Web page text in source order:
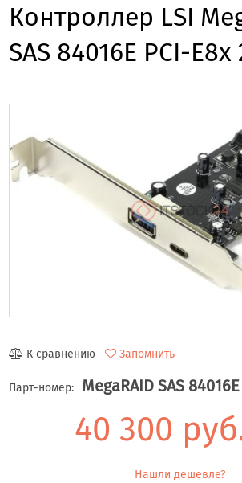
Контроллер LSI
SAS 84016E PCI-E8x
К сравнению Запомнить
Парт-номер: MegaRAID SAS 84016E
40 300
Нашли дешевле?